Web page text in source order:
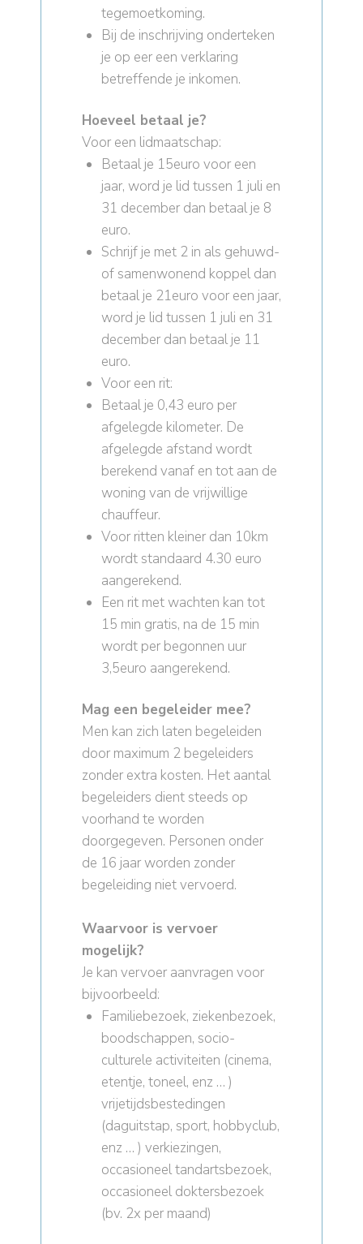
tegemoetkoming.
Bij de inschrijving onderteken
je op eer een verklaring
betreffende je inkomen.
Hoeveel betaal je?
Voor een lidmaatschap:
Betaal je 15euro voor een
jaar, word je lid tussen 1 juli en
31 december dan betaal je 8
euro.
Schrijf je met 2 in als gehuwd-
of samenwonend koppel dan
betaal je 21euro voor een jaar,
word je lid tussen 1 juli en 31
december dan betaal je 11
euro.
Voor een rit:
Betaal je 0,43 euro per
afgelegde kilometer. De
afgelegde afstand wordt
berekend vanaf en tot aan de
woning van de vrijwillige
chauffeur.
Voor ritten kleiner dan 10km
wordt standaard 4.30 euro
aangerekend.
Een rit met wachten kan tot
15 min gratis, na de 15 min
wordt per begonnen uur
3,5euro aangerekend.
Mag een begeleider mee?
Men kan zich laten begeleiden
door maximum 2 begeleiders
zonder extra kosten. Het aantal
begeleiders dient steeds op
voorhand te worden
doorgegeven. Personen onder
de 16 jaar worden zonder
begeleiding niet vervoerd.
Waarvoor is vervoer
mogelijk?
Je kan vervoer aanvragen voor
bijvoorbeeld:
Familiebezoek, ziekenbezoek,
boodschappen, socio-
culturele activiteiten (cinema,
etentje, toneel, enz … )
vrijetijdsbestedingen
(daguitstap, sport, hobbyclub,
enz … ) verkiezingen,
occasioneel tandartsbezoek,
occasioneel doktersbezoek
(bv. 2x per maand)